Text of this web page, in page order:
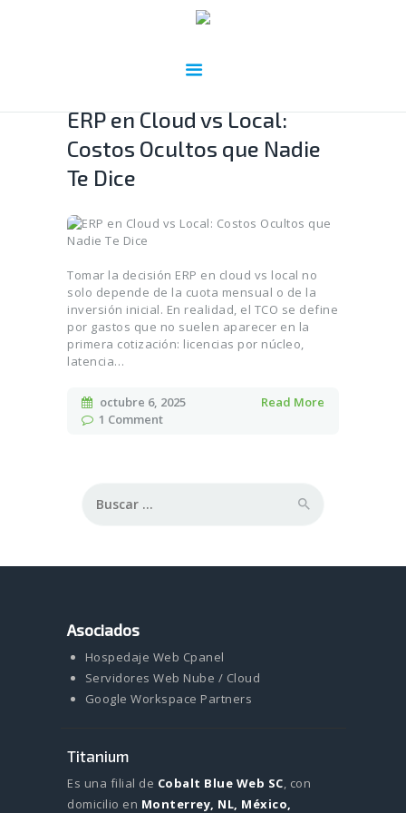
ERP en Cloud vs Local:
Costos Ocultos que Nadie
Te Dice
Tomar la decisión ERP en cloud vs local no
solo depende de la cuota mensual o de la
inversión inicial. En realidad, el TCO se define
por gastos que no suelen aparecer en la
primera cotización: licencias por núcleo,
latencia…
octubre 6, 2025
1 Comment
Read More
Asociados
Hospedaje Web Cpanel
Servidores Web Nube / Cloud
Google Workspace Partners
Titanium
Es una filial de Cobalt Blue Web SC, con
domicilio en Monterrey, NL, México,